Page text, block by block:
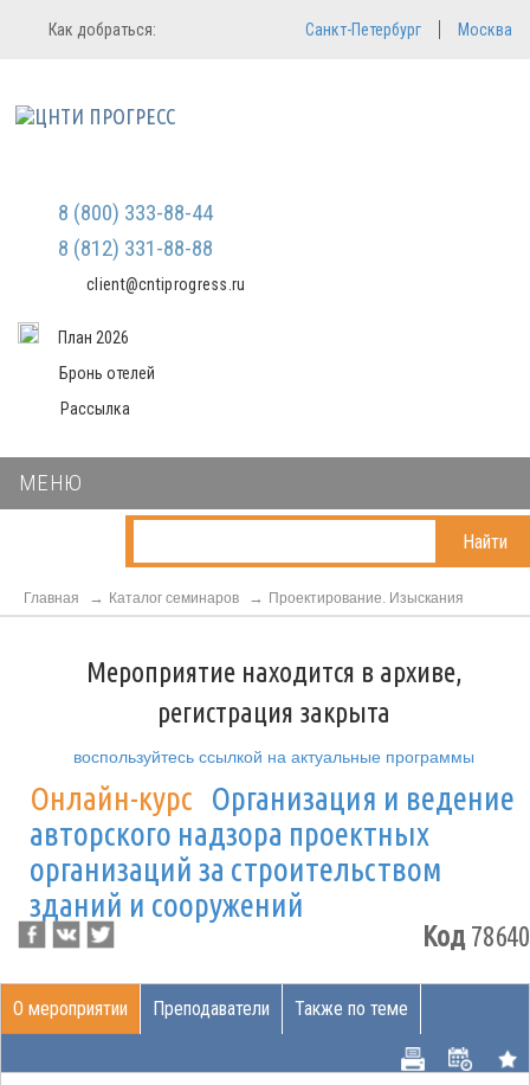
Регистрация
Мы не передаем ваши данные
третьим лицам и не рассылаем
Вход в систему
Как добраться: Санкт-Петербург Москва
8 (800) 333-88-44
8 (812) 331-88-88
client@cntiprogress.ru
План 2026
Бронь отелей
Рассылка
МЕНЮ
Найти
Главная Каталог семинаров Проектирование. Изыскания
Мероприятие находится в архиве,
регистрация закрыта
воспользуйтесь ссылкой на актуальные программы
Онлайн-курс Организация и ведение
авторского надзора проектных
организаций за строительством
зданий и сооружений
Код78640
О мероприятии Преподаватели Также по теме